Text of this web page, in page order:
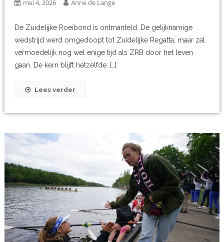
mei 4, 2026 Anne de Lange
De Zuidelijke Roeibond is ontmanteld. De gelijknamige
wedstrijd werd omgedoopt tot Zuidelijke Regatta, maar zal
vermoedelijk nog wel enige tijd als ZRB door het leven
gaan. De kern blijft hetzelfde: […]
Lees verder